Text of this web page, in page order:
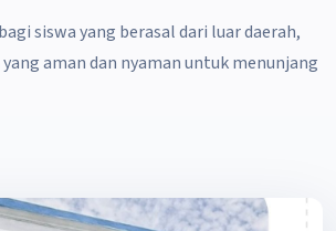
siswa yang berasal dari luar daerah,
aman dan nyaman untuk menunjang